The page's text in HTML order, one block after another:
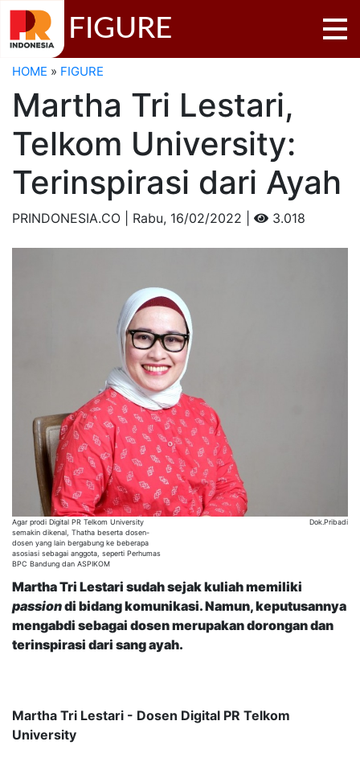
FIGURE
HOME » FIGURE
Martha Tri Lestari,
Telkom University:
Terinspirasi dari Ayah
PRINDONESIA.CO | Rabu, 16/02/2022 | 3.018
Agar prodi Digital PR Telkom University
semakin dikenal, Thatha beserta dosen-
dosen yang lain bergabung ke beberapa
asosiasi sebagai anggota, seperti Perhumas
BPC Bandung dan ASPIKOM
Dok.Pribadi
Martha Tri Lestari sudah sejak kuliah memiliki
passiondi bidangkomunikasi. Namun, keputusannya
mengabdi sebagai dosen merupakan dorongan dan
terinspirasi dari sang ayah.
Martha Tri Lestari - Dosen Digital PR Telkom
University